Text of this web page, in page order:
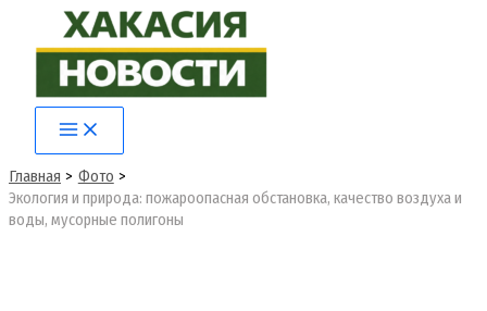
содержимому
Main
Menu
Главная
Фото
Экология и природа: пожароопасная обстановка, качество воздуха и
воды, мусорные полигоны